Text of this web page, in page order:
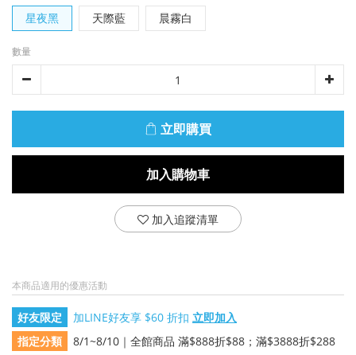
星夜黑 天際藍 晨霧白
數量
加入購物車
立即購買
加入追蹤清單
本商品適用的優惠活動
好友限定 加LINE好友享 $60 折扣 立即加入
指定分類
8/1~8/10｜全館商品 滿$888折$88；滿$3888折$288